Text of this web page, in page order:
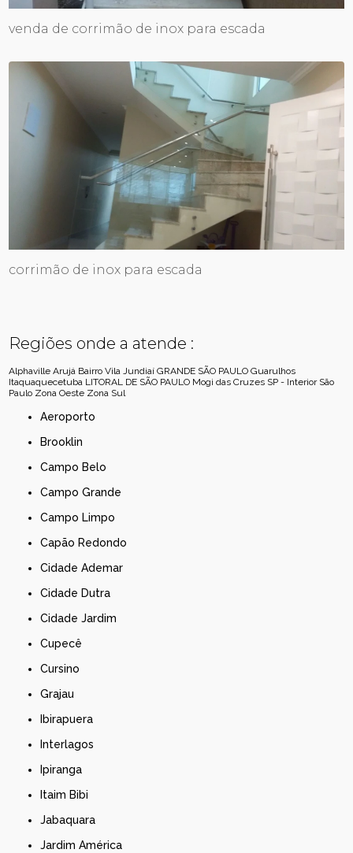
venda de corrimão de inox para escada
corrimão de inox para escada
Regiões onde a atende :
Alphaville Arujá Bairro Vila Jundiaí GRANDE SÃO PAULO Guarulhos
Itaquaquecetuba LITORAL DE SÃO PAULO Mogi das Cruzes SP - Interior São
Paulo Zona Oeste Zona Sul
Aeroporto
Brooklin
Campo Belo
Campo Grande
Campo Limpo
Capão Redondo
Cidade Ademar
Cidade Dutra
Cidade Jardim
Cupecê
Cursino
Grajau
Ibirapuera
Interlagos
Ipiranga
Itaim Bibi
Jabaquara
Jardim América